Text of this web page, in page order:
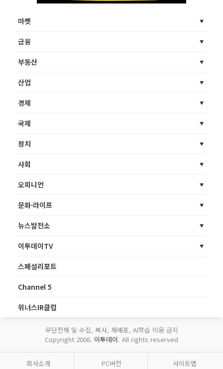
마켓
금융
부동산
산업
경제
국제
정치
사회
오피니언
문화·라이프
뉴스발전소
이투데이TV
스페셜리포트
Channel 5
위너스IR클럽
무단전재 및 수집, 복사, 재배포, AI학습 이용 금지
Copyright 2006. 이투데이. All rights reserved
회사소개 PC버전 사이트맵